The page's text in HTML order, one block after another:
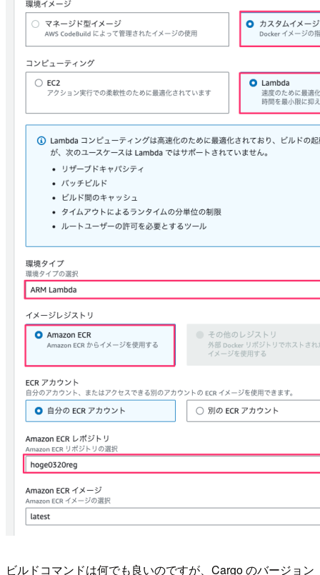
ビルドコマンドは何でも良いのですが、Cargo のバージョン